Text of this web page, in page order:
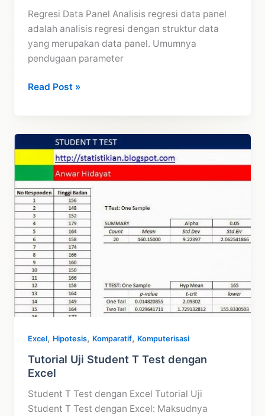
Regresi Data Panel Analisis regresi data panel
adalah analisis regresi dengan struktur data
yang merupakan data panel. Umumnya
pendugaan parameter
Penjelasan
Data
Read Post »
Excel, Hipotesis, Komparatif, Komputerisasi
Tutorial Uji Student T Test dengan
Excel
Student T Test dengan Excel Tutorial Uji
Student T Test dengan Excel: Maksudnya